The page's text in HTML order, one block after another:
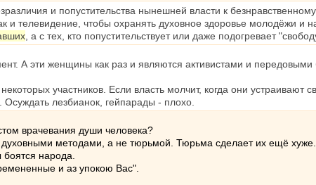
и попустительства нынешней власти к
и телевидение, чтобы охранять духовное здоровье молодёжи и
, а с тех, кто попустительствует или даже подогревает
А эти женщины как раз и являются активистами и передовыми
участников. Если власть молчит, когда они устраивают
лезбианок, гейпарады - плохо.
врачевания души человека?
духовными методами, а не тюрьмой. Тюрьма сделает их ещё хуже.
народа.
и аз упокою Вас".